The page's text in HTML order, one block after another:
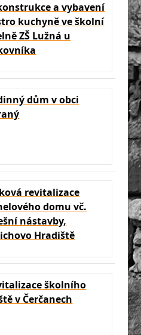
a vybavení
kuchyně ve školní
ZŠ Lužná u
dům v obci
revitalizace
domu vč.
nástavby,
Hradiště
školního
v Čerčanech